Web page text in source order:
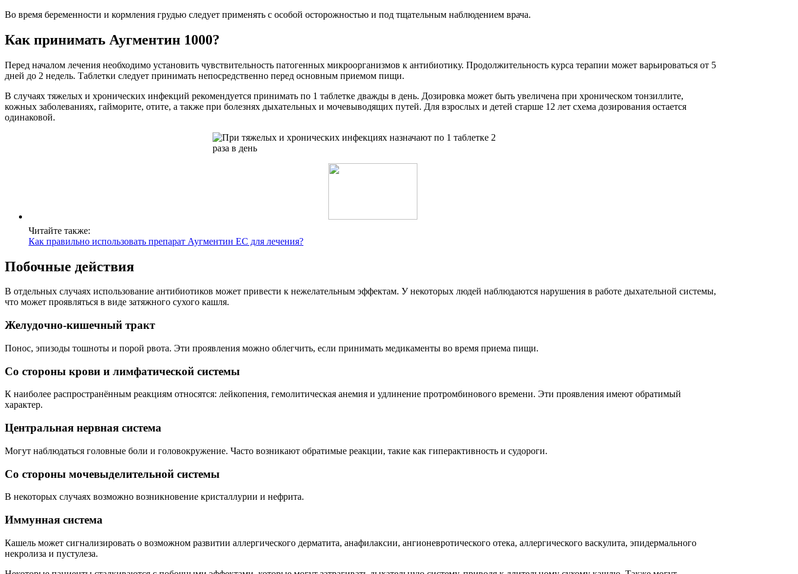
Во время беременности и кормления грудью следует применять с особой осторожностью и под тщательным наблюдением врача.
Как принимать Аугментин 1000?
Перед началом лечения необходимо установить чувствительность патогенных микроорганизмов к антибиотику. Продолжительность курса терапии может варьироваться от 5
дней до 2 недель. Таблетки следует принимать непосредственно перед основным приемом пищи.
В случаях тяжелых и хронических инфекций рекомендуется принимать по 1 таблетке дважды в день. Дозировка может быть увеличена при хроническом тонзиллите,
кожных заболеваниях, гайморите, отите, а также при болезнях дыхательных и мочевыводящих путей. Для взрослых и детей старше 12 лет схема дозирования остается
одинаковой.
Читайте также:
Как правильно использовать препарат Аугментин ЕС для лечения?
Побочные действия
В отдельных случаях использование антибиотиков может привести к нежелательным эффектам. У некоторых людей наблюдаются нарушения в работе дыхательной системы,
что может проявляться в виде затяжного сухого кашля.
Желудочно-кишечный тракт
Понос, эпизоды тошноты и порой рвота. Эти проявления можно облегчить, если принимать медикаменты во время приема пищи.
Со стороны крови и лимфатической системы
К наиболее распространённым реакциям относятся: лейкопения, гемолитическая анемия и удлинение протромбинового времени. Эти проявления имеют обратимый
характер.
Центральная нервная система
Могут наблюдаться головные боли и головокружение. Часто возникают обратимые реакции, такие как гиперактивность и судороги.
Со стороны мочевыделительной системы
В некоторых случаях возможно возникновение кристаллурии и нефрита.
Иммунная система
Кашель может сигнализировать о возможном развитии аллергического дерматита, анафилаксии, ангионевротического отека, аллергического васкулита, эпидермального
некролиза и пустулеза.